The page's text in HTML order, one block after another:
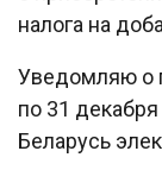
налога на
Уведомляю о
по 31
Беларусь